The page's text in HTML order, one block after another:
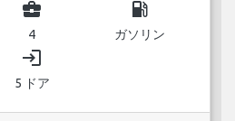
business_center
4
local_gas_station
ガソリン
login
5 ドア